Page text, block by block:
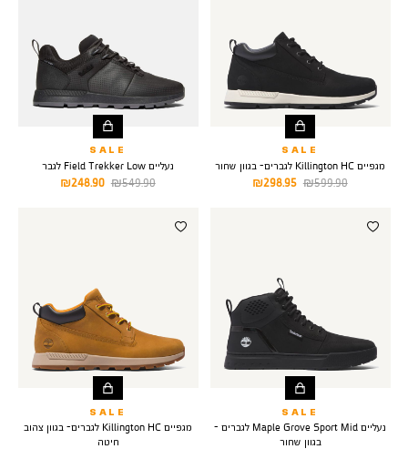
SALE
מגפיים Killington HC לגברים- בגוון שחור
מחיר
298.95 ₪
מחיר
599.90 ₪
SALE
נעליים Field Trekker Low לגבר
מחיר
248.90 ₪
מחיר
549.90 ₪
SALE
נעליים Maple Grove Sport Mid לגברים -
בגוון שחור
SALE
מגפיים Killington HC לגברים- בגוון צהוב
חיטה